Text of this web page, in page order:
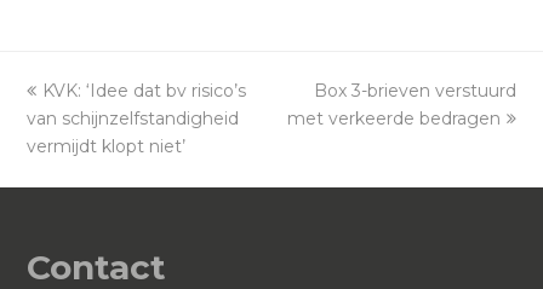
previous
post:
KVK: ‘Idee dat bv risico’s
van schijnzelfstandigheid
vermijdt klopt niet’
next
post:
Box 3-brieven verstuurd
met verkeerde bedragen
Contact